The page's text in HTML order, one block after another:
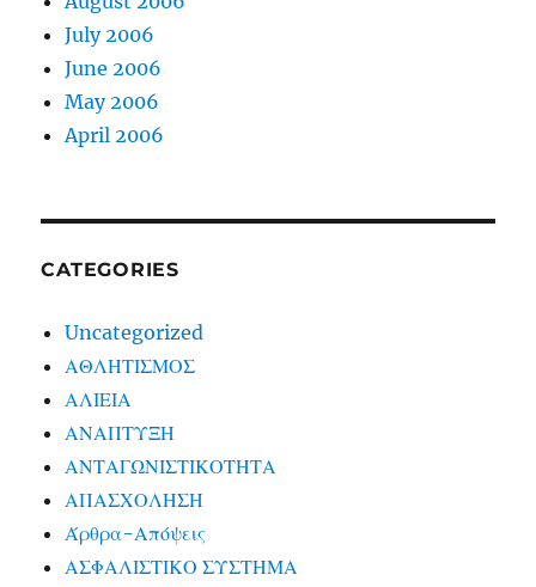
July 2006
June 2006
May 2006
April 2006
CATEGORIES
Uncategorized
ΑΘΛΗΤΙΣΜΟΣ
ΑΛΙΕΙΑ
ΑΝΑΠΤΥΞΗ
ΑΝΤΑΓΩΝΙΣΤΙΚΟΤΗΤΑ
ΑΠΑΣΧΟΛΗΣΗ
Άρθρα-Απόψεις
ΑΣΦΑΛΙΣΤΙΚΟ ΣΥΣΤΗΜΑ